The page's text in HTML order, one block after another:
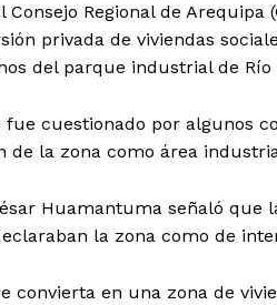
Regional de Arequipa
privada de viviendas
del parque industrial de
fue cuestionado por algunos
de la zona como área
Huamantuma señaló
la zona como de
convierta en una zona de